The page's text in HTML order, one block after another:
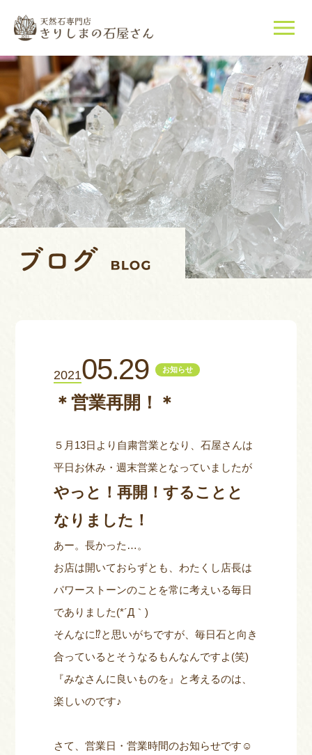
202105.29 お知らせ
＊営業再開！＊
５月13日より自粛営業となり、石屋さんは
平日お休み・週末営業となっていましたが
やっと！再開！することと
なりました！
あー。長かった…。
お店は開いておらずとも、わたくし店長は
パワーストーンのことを常に考えいる毎日
でありました(*´Д｀)
そんなに⁉と思いがちですが、毎日石と向き
合っているとそうなるもんなんですよ(笑)
『みなさんに良いものを』と考えるのは、
楽しいのです♪
さて、営業日・営業時間のお知らせです☺
当店について
天然石について
ご購入はこちら
店長紹介